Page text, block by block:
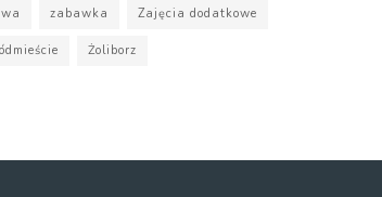
zabawka Zajęcia dodatkowe
Żoliborz